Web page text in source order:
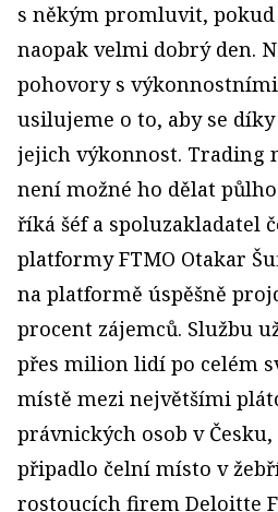
s někým promluvit,
naopak velmi dobrý den.
pohovory s
usilujeme o to, aby se
jejich výkonnost. Trading
není možné ho dělat
říká šéf a spoluzakladatel
platformy FTMO Otakar
na platformě úspěšně
procent zájemců. Službu
přes milion lidí po celém
místě mezi největšími
právnických osob v
připadlo čelní místo v
rostoucích firem Deloitte